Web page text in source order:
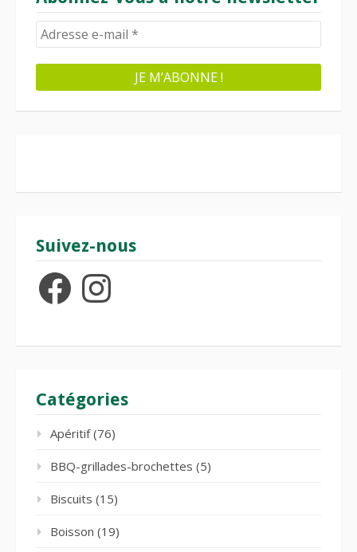
Suivez-nous
FacebookInstagram
Catégories
Apéritif(76)
BBQ-grillades-brochettes (5)
Biscuits (15)
Boisson (19)